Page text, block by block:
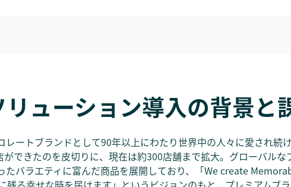
ューション導入の背景と
ートブランドとして90年以上にわたり世界中の人々に愛され続け
できたのを皮切りに、現在は約300店舗まで拡大。グローバルな
たバラエティに富んだ商品を展開しており、「We create